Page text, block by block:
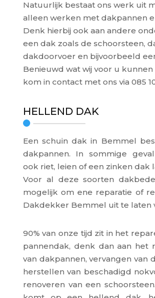
Natuurlijk bestaat ons werk uit
alleen werken met dakpannen
Denk hierbij ook aan andere
een dak zoals de schoorsteen,
dakdoorvoer en bijvoorbeeld
Benieuwd wat wij voor u
kom in contact met ons via 085
HELLEND DAK
Een schuin dak in Bemmel
dakpannen. In sommige
ook riet, leien of een zinken dak
Voor al deze soorten
mogelijk om ene reparatie of
Dakdekker Bemmel uit te laten
90% van onze tijd zit in het
pannendak, denk dan aan het
van dakpannen, vervangen van
herstellen van beschadigd
renoveren van een